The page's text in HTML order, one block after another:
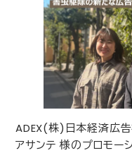
ADEX(株)日本経済広告
アサンテ 様のプロモー